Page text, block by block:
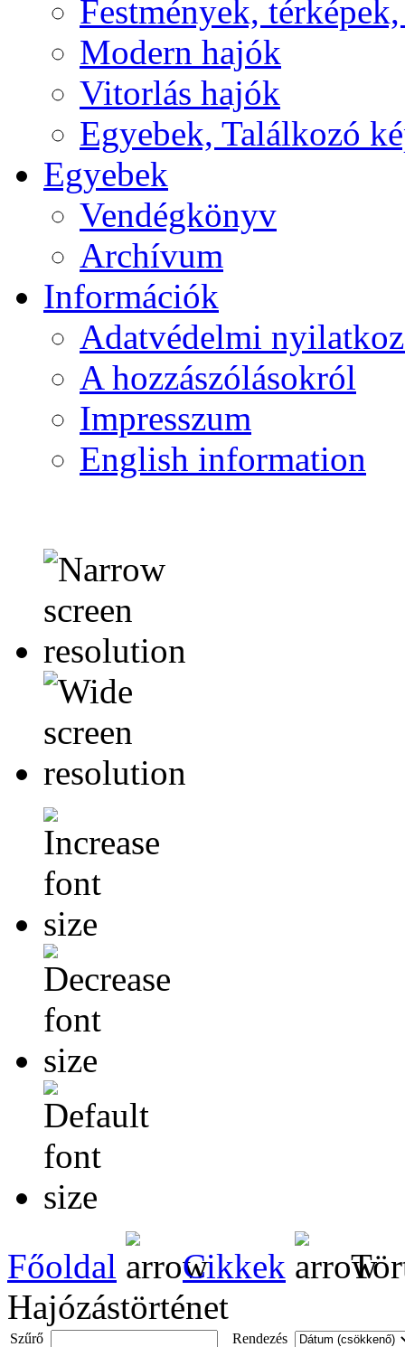
Festmények,
Modern hajók
Vitorlás hajók
Egyebek, Találkozó
Egyebek
Vendégkönyv
Archívum
Információk
Adatvédelmi
A hozzászólásokról
Impresszum
English information
Főoldal Cikkek
Hajózástörténet
Szűrő
Rendezés